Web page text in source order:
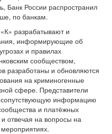
Банк России распространил
по банкам.
разрабатывают и
информирующие об
и правилах
сообществом,
разработаны и обновляются
на криминогенные
сфере. Представители
сопутствующую информацию
и платёжных
отвечая на вопросы на